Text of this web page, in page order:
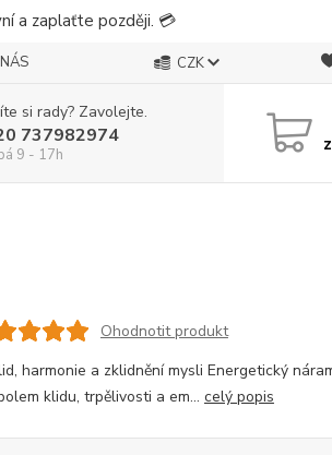
a zaplaťte později. 💳
CZK
si rady? Zavolejte.
737982974
9 - 17h
Ohodnotit produkt
harmonie a zklidnění mysli Energetický
klidu, trpělivosti a em... celý popis